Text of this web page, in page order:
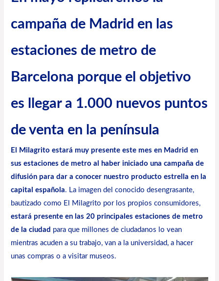
campaña de Madrid en las
estaciones de metro de
Barcelona porque el objetivo
es llegar a 1.000 nuevos puntos
de venta en la península
El Milagrito estará muy presente este mes en Madrid en
sus estaciones de metro al haber iniciado una campaña de
difusión para dar a conocer nuestro producto estrella en la
capital española. La imagen del conocido desengrasante,
bautizado como El Milagrito por los propios consumidores,
estará presente en las 20 principales estaciones de metro
de la ciudad para que millones de ciudadanos lo vean
mientras acuden a su trabajo, van a la universidad, a hacer
unas compras o a visitar museos.